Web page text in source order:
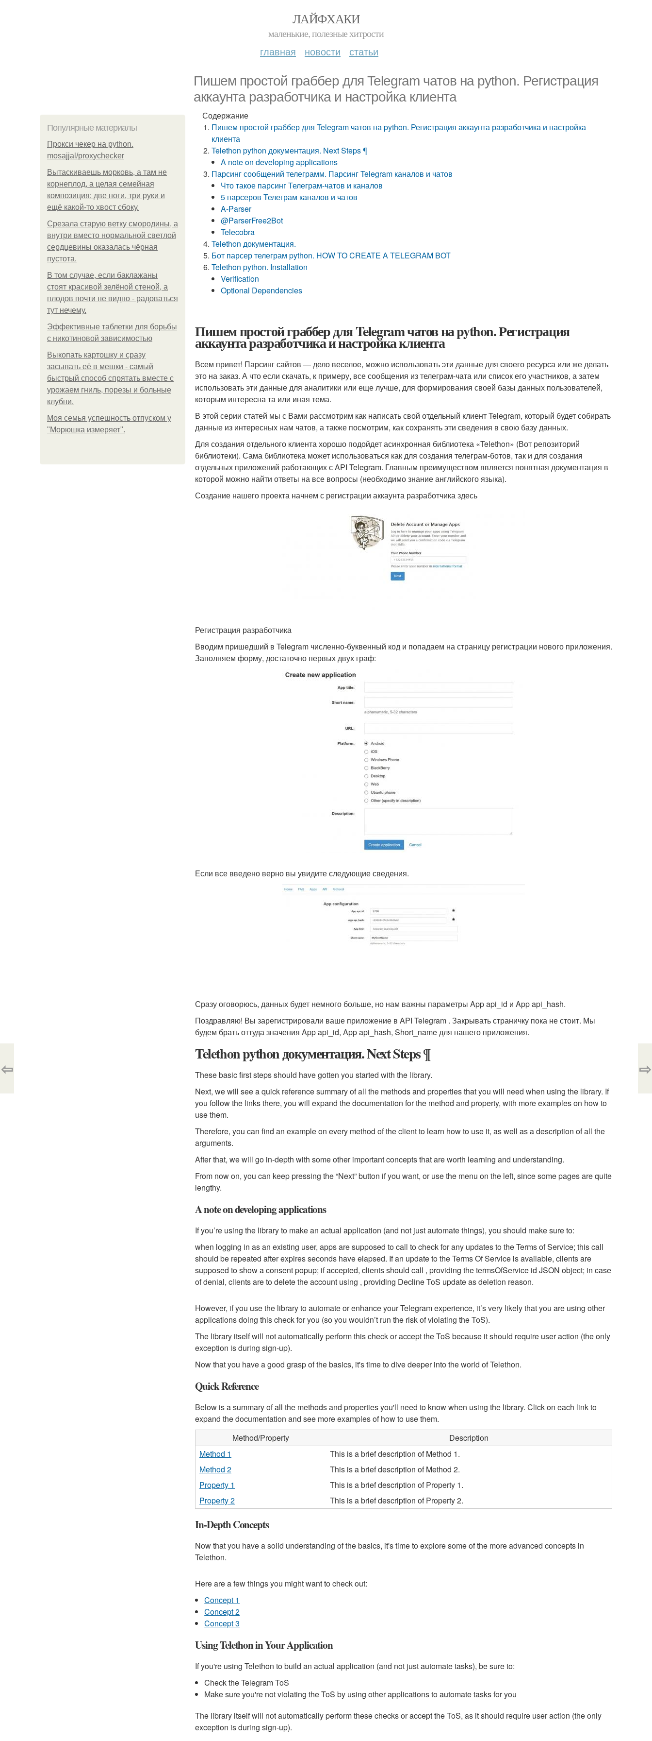
ЛАЙФХАКИ
маленькие, полезные хитрости
главная новости статьи
Пишем простой граббер для Telegram чатов на python. Регистрация
аккаунта разработчика и настройка клиента
Популярные материалы
Прокси чекер на python.
mosajjal/proxychecker
Вытаскиваешь морковь, а там не
корнеплод, а целая семейная
композиция: две ноги, три руки и
ещё какой-то хвост сбоку.
Срезала старую ветку смородины, а
внутри вместо нормальной светлой
сердцевины оказалась чёрная
пустота.
В том случае, если баклажаны
стоят красивой зелёной стеной, а
плодов почти не видно - радоваться
тут нечему.
Эффективные таблетки для борьбы
с никотиновой зависимостью
Выкопать картошку и сразу
засыпать её в мешки - самый
быстрый способ спрятать вместе с
урожаем гниль, порезы и больные
клубни.
Моя семья успешность отпуском у
"Морюшка измеряет".
Содержание
Пишем простой граббер для Telegram чатов на python. Регистрация аккаунта разработчика и настройка
клиента
Telethon python документация. Next Steps ¶
A note on developing applications
Парсинг сообщений телеграмм. Парсинг Telegram каналов и чатов
Что такое парсинг Телеграм-чатов и каналов
5 парсеров Телеграм каналов и чатов
A-Parser
@ParserFree2Bot
Telecobra
Telethon документация.
Бот парсер телеграм python. HOW TO CREATE A TELEGRAM BOT
Telethon python. Installation
Verification
Optional Dependencies
Пишем простой граббер для Telegram чатов на python. Регистрация
аккаунта разработчика и настройка клиента
Всем привет! Парсинг сайтов — дело веселое, можно использовать эти данные для своего ресурса или же делать
это на заказ. А что если скачать, к примеру, все сообщения из телеграм-чата или список его участников, а затем
использовать эти данные для аналитики или еще лучше, для формирования своей базы данных пользователей,
которым интересна та или иная тема.
В этой серии статей мы с Вами рассмотрим как написать свой отдельный клиент Telegram, который будет собирать
данные из интересных нам чатов, а также посмотрим, как сохранять эти сведения в свою базу данных.
Для создания отдельного клиента хорошо подойдет асинхронная библиотека «Telethon» (Вот репозиторий
библиотеки). Сама библиотека может использоваться как для создания телеграм-ботов, так и для создания
отдельных приложений работающих с API Telegram. Главным преимуществом является понятная документация в
которой можно найти ответы на все вопросы (необходимо знание английского языка).
Создание нашего проекта начнем с регистрации аккаунта разработчика здесь
Регистрация разработчика
Вводим пришедший в Telegram численно-буквенный код и попадаем на страницу регистрации нового приложения.
Заполняем форму, достаточно первых двух граф:
Если все введено верно вы увидите следующие сведения.
Сразу оговорюсь, данных будет немного больше, но нам важны параметры App api_id и App api_hash.
Поздравляю! Вы зарегистрировали ваше приложение в API Telegram . Закрывать страничку пока не стоит. Мы
будем брать оттуда значения App api_id, App api_hash, Short_name для нашего приложения.
Telethon python документация. Next Steps ¶
These basic first steps should have gotten you started with the library.
Next, we will see a quick reference summary of all the methods and properties that you will need when using the library. If
you follow the links there, you will expand the documentation for the method and property, with more examples on how to
use them.
Therefore, you can find an example on every method of the client to learn how to use it, as well as a description of all the
arguments.
After that, we will go in-depth with some other important concepts that are worth learning and understanding.
From now on, you can keep pressing the “Next” button if you want, or use the menu on the left, since some pages are quite
lengthy.
A note on developing applications
If you’re using the library to make an actual application (and not just automate things), you should make sure to:
when logging in as an existing user, apps are supposed to call to check for any updates to the Terms of Service; this call
should be repeated afterexpiresseconds have elapsed. If an update to the Terms Of Service is available, clients are
supposed to show a consent popup; if accepted, clients should call , providing thetermsOfService id JSON object; in case
of denial, clients are to delete the account using , providing Decline ToS update as deletion reason.
However, if you use the library to automate or enhance your Telegram experience, it’s very likely that you are using other
applications doing this check for you (so you wouldn’t run the risk of violating the ToS).
The library itself will not automatically perform this check or accept the ToS because it should require user action (the only
exception is during sign-up).
Now that you have a good grasp of the basics, it's time to dive deeper into the world of Telethon.
Quick Reference
Below is a summary of all the methods and properties you'll need to know when using the library. Click on each link to
expand the documentation and see more examples of how to use them.
Method/Property
Description
Method 1
This is a brief description of Method 1.
Method 2
This is a brief description of Method 2.
Property 1
This is a brief description of Property 1.
Property 2
This is a brief description of Property 2.
In-Depth Concepts
Now that you have a solid understanding of the basics, it's time to explore some of the more advanced concepts in
Telethon.
Here are a few things you might want to check out:
Concept 1
Concept 2
Concept 3
Using Telethon in Your Application
If you're using Telethon to build an actual application (and not just automate tasks), be sure to:
Check the Telegram ToS
Make sure you're not violating the ToS by using other applications to automate tasks for you
The library itself will not automatically perform these checks or accept the ToS, as it should require user action (the only
exception is during sign-up).
⇦ ⇨